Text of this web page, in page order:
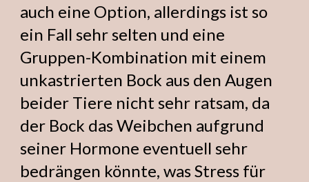
auch eine Option, allerdings ist so
ein Fall sehr selten und eine
Gruppen-Kombination mit einem
unkastrierten Bock aus den Augen
beider Tiere nicht sehr ratsam, da
der Bock das Weibchen aufgrund
seiner Hormone eventuell sehr
bedrängen könnte, was Stress für